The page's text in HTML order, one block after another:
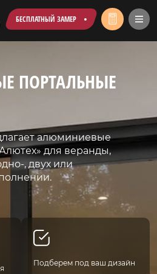
БЕСПЛАТНЫЙ ЗАМЕР
ПОРТАЛЬНЫЕ
алюминиевые
для веранды,
, двух или
Подберем под ваш дизайн